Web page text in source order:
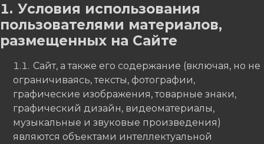
Условия использования
пользователями материалов,
размещенных на Сайте
Сайт, а также его содержание (включая, но не
ограничиваясь, тексты, фотографии,
графические изображения, товарные знаки,
графический дизайн, видеоматериалы,
музыкальные и звуковые произведения)
являются объектами интеллектуальной